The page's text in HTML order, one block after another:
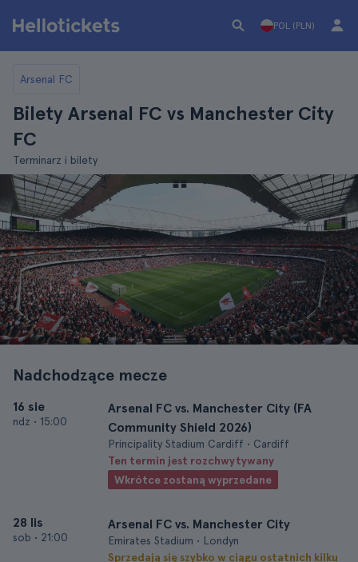
POL (PLN)
Arsenal FC
Bilety Arsenal FC vs Manchester City
FC
Terminarz i bilety
Nadchodzące mecze
16 sie
ndz • 15:00
Arsenal FC vs. Manchester City (FA
Community Shield 2026)
Principality Stadium Cardiff • Cardiff
Ten termin jest rozchwytywany
Wkrótce zostaną wyprzedane
28 lis
sob • 21:00
Arsenal FC vs. Manchester City
Emirates Stadium • Londyn
Sprzedają się szybko w ciągu ostatnich kilku